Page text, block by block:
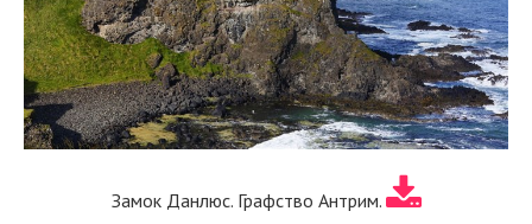
Замок Данлюс. Графство Антрим.